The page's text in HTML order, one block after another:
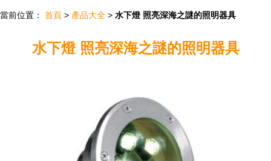
當前位置： 首頁 > 產品大全 > 水下燈 照亮深海之謎的照明器具
水下燈 照亮深海之謎的照明器具